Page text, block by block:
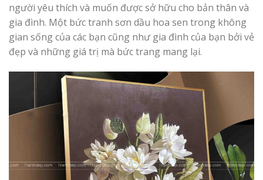
người yêu thích và muốn được sở hữu cho bản thân và
gia đình. Một bức tranh sơn dầu hoa sen trong không
gian sống của các bạn cũng như gia đình của bạn bởi vẻ
đẹp và những giá trị mà bức trang mang lại.